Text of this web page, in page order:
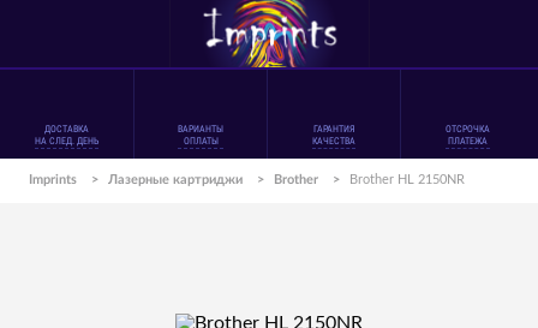
ДОСТАВКА
НА СЛЕД. ДЕНЬ
ВАРИАНТЫ
ОПЛАТЫ
ГАРАНТИЯ
КАЧЕСТВА
ОТСРОЧКА
ПЛАТЕЖА
Imprints > Лазерные картриджи > Brother > Brother HL 2150NR